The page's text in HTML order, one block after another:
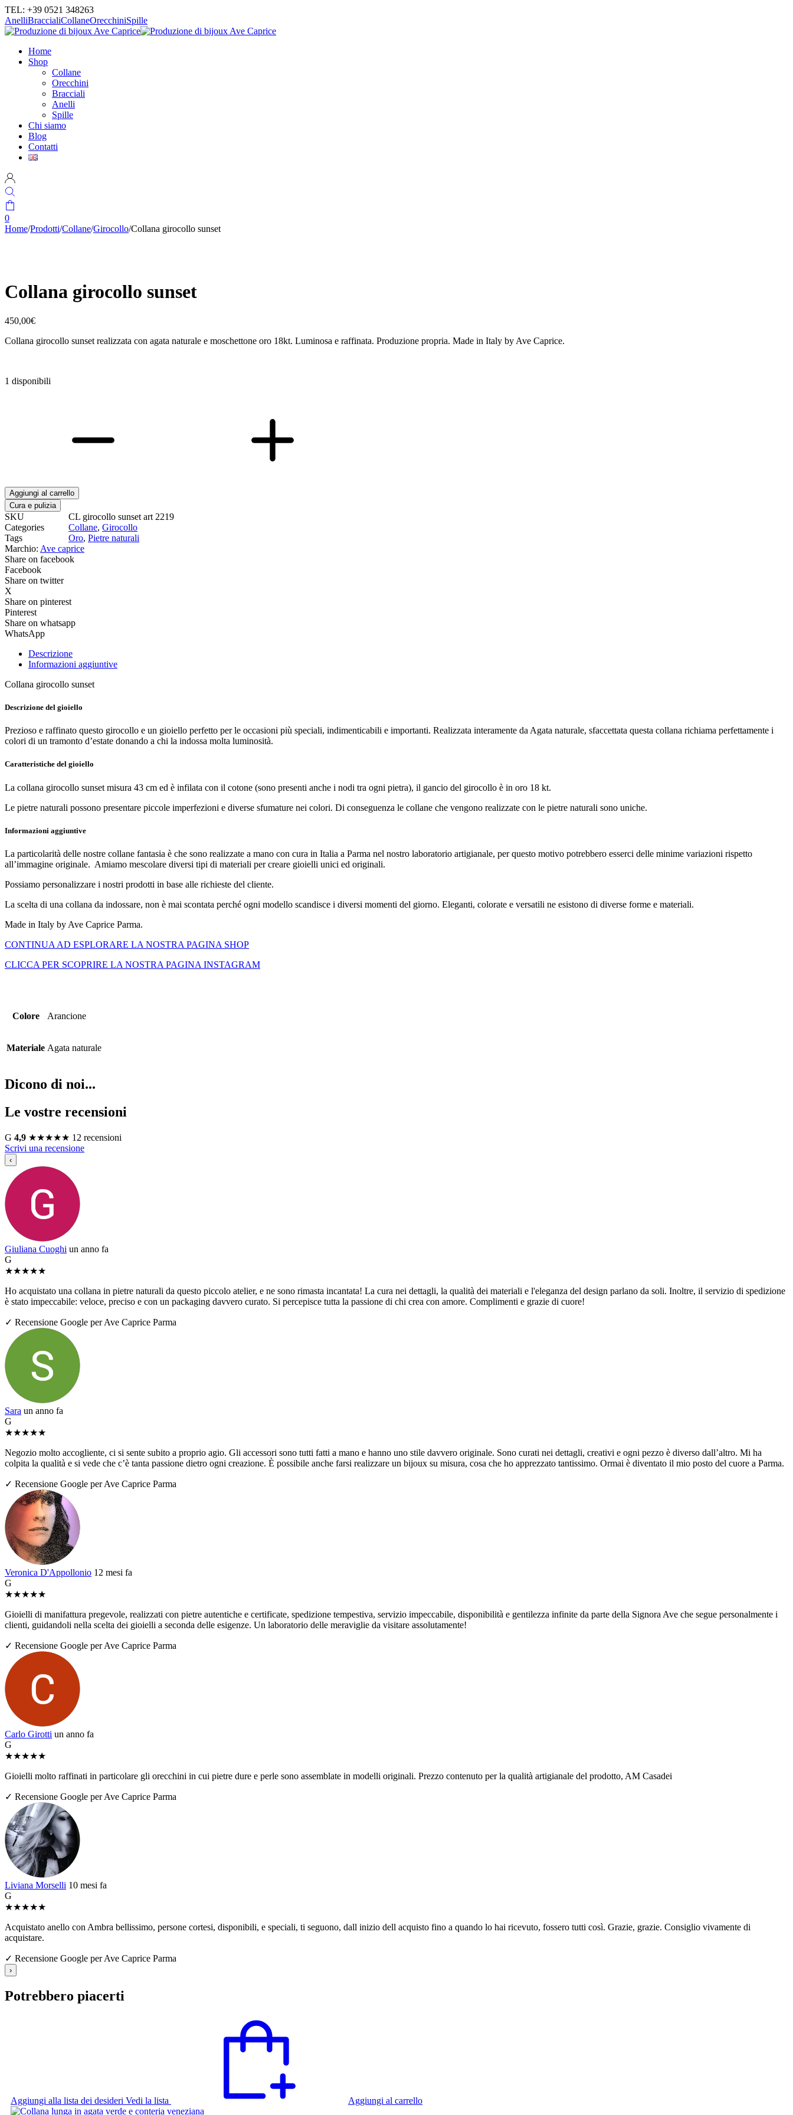
TEL: +39 0521 348263
AnelliBraccialiCollaneOrecchiniSpille
Home
Shop
Collane
Orecchini
Bracciali
Anelli
Spille
Chi siamo
Blog
Contatti
0
Home/Prodotti/Collane/Girocollo/Collana girocollo sunset
Collana girocollo sunset
450,00€
Collana girocollo sunset realizzata con agata naturale e moschettone oro 18kt. Luminosa e raffinata. Produzione propria. Made in Italy by Ave Caprice.
1 disponibili
Aggiungi al carrello
Cura e pulizia
SKU
CL girocollo sunset art 2219
Categories
Collane, Girocollo
Tags
Oro, Pietre naturali
Marchio: Ave caprice
Share on facebook
Facebook
Share on twitter
X
Share on pinterest
Pinterest
Share on whatsapp
WhatsApp
Descrizione
Informazioni aggiuntive
Collana girocollo sunset
Descrizione del gioiello
Prezioso e raffinato questo girocollo e un gioiello perfetto per le occasioni più speciali, indimenticabili e importanti. Realizzata interamente da Agata naturale, sfaccettata questa collana richiama perfettamente i
colori di un tramonto d’estate donando a chi la indossa molta luminosità.
Caratteristiche del gioiello
La collana girocollo sunset misura 43 cm ed è infilata con il cotone (sono presenti anche i nodi tra ogni pietra), il gancio del girocollo è in oro 18 kt.
Le pietre naturali possono presentare piccole imperfezioni e diverse sfumature nei colori. Di conseguenza le collane che vengono realizzate con le pietre naturali sono uniche.
Informazioni aggiuntive
La particolarità delle nostre collane fantasia è che sono realizzate a mano con cura in Italia a Parma nel nostro laboratorio artigianale, per questo motivo potrebbero esserci delle minime variazioni rispetto
all’immagine originale. Amiamo mescolare diversi tipi di materiali per creare gioielli unici ed originali.
Possiamo personalizzare i nostri prodotti in base alle richieste del cliente.
La scelta di una collana da indossare, non è mai scontata perché ogni modello scandisce i diversi momenti del giorno. Eleganti, colorate e versatili ne esistono di diverse forme e materiali.
Made in Italy by Ave Caprice Parma.
CONTINUA AD ESPLORARE LA NOSTRA PAGINA SHOP
CLICCA PER SCOPRIRE LA NOSTRA PAGINA INSTAGRAM
Colore Arancione
Materiale Agata naturale
Dicono di noi...
Le vostre recensioni
G 4,9 ★★★★★ 12 recensioni
Scrivi una recensione
‹
Giuliana Cuoghi un anno fa
G
★★★★★
Ho acquistato una collana in pietre naturali da questo piccolo atelier, e ne sono rimasta incantata! La cura nei dettagli, la qualità dei materiali e l'eleganza del design parlano da soli. Inoltre, il servizio di spedizione
è stato impeccabile: veloce, preciso e con un packaging davvero curato. Si percepisce tutta la passione di chi crea con amore. Complimenti e grazie di cuore!
✓ Recensione Google per Ave Caprice Parma
Sara un anno fa
G
★★★★★
Negozio molto accogliente, ci si sente subito a proprio agio. Gli accessori sono tutti fatti a mano e hanno uno stile davvero originale. Sono curati nei dettagli, creativi e ogni pezzo è diverso dall’altro. Mi ha
colpita la qualità e si vede che c’è tanta passione dietro ogni creazione. È possibile anche farsi realizzare un bijoux su misura, cosa che ho apprezzato tantissimo. Ormai è diventato il mio posto del cuore a Parma.
✓ Recensione Google per Ave Caprice Parma
Veronica D'Appollonio 12 mesi fa
G
★★★★★
Gioielli di manifattura pregevole, realizzati con pietre autentiche e certificate, spedizione tempestiva, servizio impeccabile, disponibilità e gentilezza infinite da parte della Signora Ave che segue personalmente i
clienti, guidandoli nella scelta dei gioielli a seconda delle esigenze. Un laboratorio delle meraviglie da visitare assolutamente!
✓ Recensione Google per Ave Caprice Parma
Carlo Girotti un anno fa
G
★★★★★
Gioielli molto raffinati in particolare gli orecchini in cui pietre dure e perle sono assemblate in modelli originali. Prezzo contenuto per la qualità artigianale del prodotto, AM Casadei
✓ Recensione Google per Ave Caprice Parma
Liviana Morselli 10 mesi fa
G
★★★★★
Acquistato anello con Ambra bellissimo, persone cortesi, disponibili, e speciali, ti seguono, dall inizio dell acquisto fino a quando lo hai ricevuto, fossero tutti così. Grazie, grazie. Consiglio vivamente di
acquistare.
✓ Recensione Google per Ave Caprice Parma
›
Potrebbero piacerti
Aggiungi alla lista dei desideri Vedi la lista Aggiungi al carrello